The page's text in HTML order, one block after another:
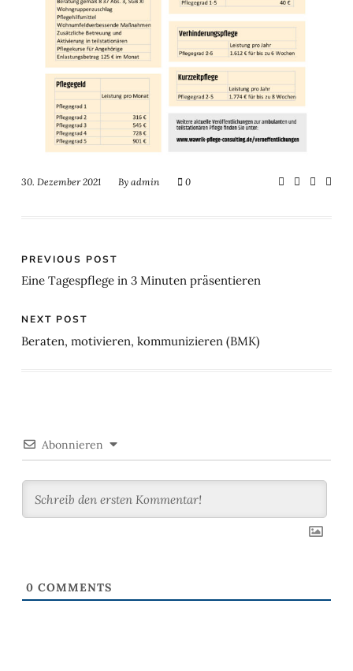
30. Dezember 2021 Byadmin 0
PREVIOUS POST
Eine Tagespflege in 3 Minuten präsentieren
NEXT POST
Beraten, motivieren, kommunizieren (BMK)
Abonnieren
0 COMMENTS